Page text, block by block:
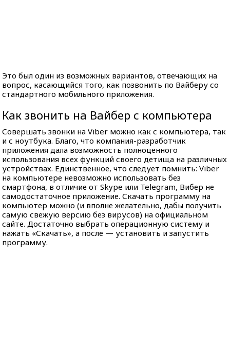
Это был один из возможных вариантов, отвечающих на
вопрос, касающийся того, как позвонить по Вайберу со
стандартного мобильного приложения.
Как звонить на Вайбер с компьютера
Совершать звонки на Viber можно как с компьютера, так
и с ноутбука. Благо, что компания-разработчик
приложения дала возможность полноценного
использования всех функций своего детища на различных
устройствах. Единственное, что следует помнить: Viber
на компьютере невозможно использовать без
смартфона, в отличие от Skype или Telegram, Вибер не
самодостаточное приложение. Скачать программу на
компьютер можно (и вполне желательно, дабы получить
самую свежую версию без вирусов) на официальном
сайте. Достаточно выбрать операционную систему и
нажать «Скачать», а после — установить и запустить
программу.